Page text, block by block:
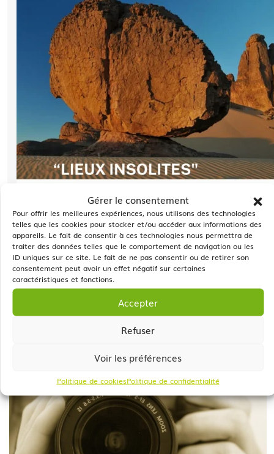
Gérer le consentement
Pour offrir les meilleures expériences, nous utilisons des technologies
telles que les cookies pour stocker et/ou accéder aux informations des
appareils. Le fait de consentir à ces technologies nous permettra de
traiter des données telles que le comportement de navigation ou les
ID uniques sur ce site. Le fait de ne pas consentir ou de retirer son
consentement peut avoir un effet négatif sur certaines
caractéristiques et fonctions.
Accepter
Refuser
Voir les préférences
Politique de cookiesPolitique de confidentialité